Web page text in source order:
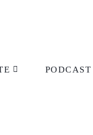
PODCAST